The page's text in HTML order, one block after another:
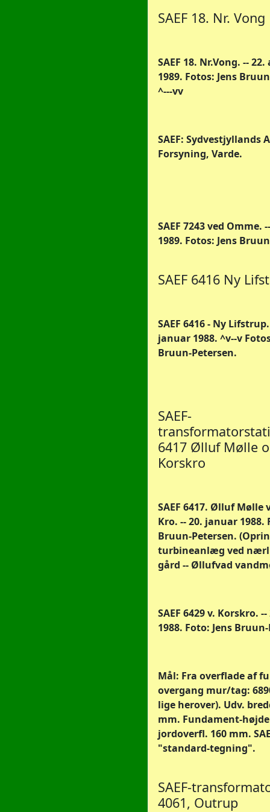
SAEF 18. Nr. Vong
SAEF 18. Nr.Vong. --
1989. Fotos: Jens
^---vv
SAEF: Sydvestjyllands
Forsyning, Varde.
SAEF 7243 ved Omme.
1989. Fotos: Jens
SAEF 6416 Ny
SAEF 6416 - Ny
januar 1988. ^v--v
Bruun-Petersen.
SAEF-
6417 Ølluf Mølle
Korskro
SAEF 6417. Ølluf Mølle
Kro. -- 20. januar 1988.
Bruun-Petersen.
turbineanlæg ved
gård -- Øllufvad
SAEF 6429 v. Korskro.
1988. Foto: Jens
Mål: Fra overflade af
overgang mur/tag:
lige herover). Udv.
mm. Fundament-
jordoverfl. 160 mm.
"standard-tegning".
SAEF-
4061, Outrup